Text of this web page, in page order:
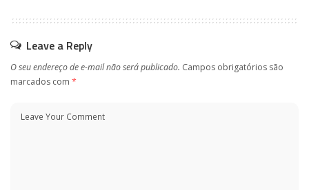
Leave a Reply
O seu endereço de e-mail não será publicado. Campos obrigatórios são
marcados com *